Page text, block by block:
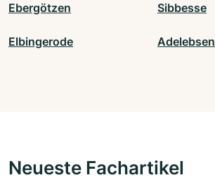
Ebergötzen Sibbesse
Elbingerode Adelebsen
Neueste Fachartikel